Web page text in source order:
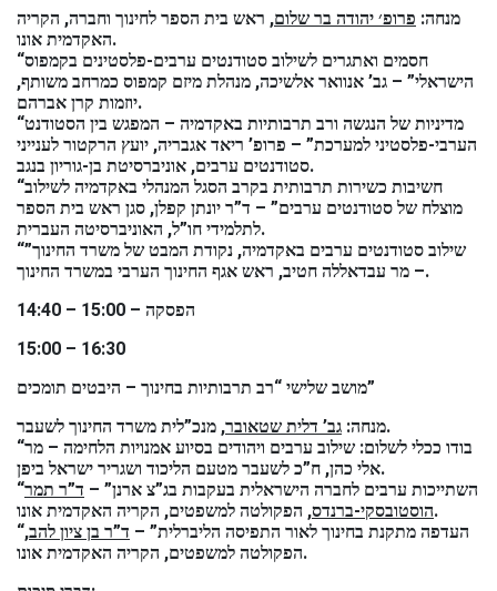
מנחה: פרופ׳ יהודה בר שלום, ראש בית הספר לחינוך וחברה, הקריה
האקדמית אונו.
“חסמים ואתגרים לשילוב סטודנטים ערבים-פלסטינים בקמפוס
הישראלי” – גב’ אנוואר אלשיכה, מנהלת מיזם קמפוס כמרחב משותף,
יוזמות קרן אברהם.
“מדיניות של הנגשה ורב תרבותיות באקדמיה – המפגש בין הסטודנט
הערבי-פלסטיני למערכת” – פרופ’ ריאד אגבריה, יועץ הרקטור לענייני
סטודנטים ערבים, אוניברסיטת בן-גוריון בנגב.
“חשיבות כשירות תרבותית בקרב הסגל המנהלי באקדמיה לשילוב
מוצלח של סטודנטים ערבים” – ד”ר יונתן קפלן, סגן ראש בית הספר
לתלמידי חו”ל, האוניברסיטה העברית.
“שילוב סטודנטים ערבים באקדמיה, נקודת המבט של משרד החינוך”
– מר עבדאללה חטיב, ראש אגף החינוך הערבי במשרד החינוך.
14:40 – 15:00 – הפסקה
15:00 – 16:30
מושב שלישי “רב תרבותיות בחינוך – היבטים תומכים”
מנחה: גב’ דלית שטאובר
, מנכ”לית משרד החינוך לשעבר.
“בודו ככלי לשלום: שילוב ערבים ויהודים בסיוע אמנויות הלחימה – מר
אלי כהן, ח”כ לשעבר מטעם הליכוד ושגריר ישראל ביפן.
“השתייכות ערבים לחברה הישראלית בעקבות בג”צ ארנן” – ד”ר תמר
הוסטובסקי-ברנדס, הפקולטה למשפטים, הקריה האקדמית אונו.
“העדפה מתקנת בחינוך לאור התפיסה הליברלית” – ד”ר בן ציון להב,
הפקולטה למשפטים, הקריה האקדמית אונו.